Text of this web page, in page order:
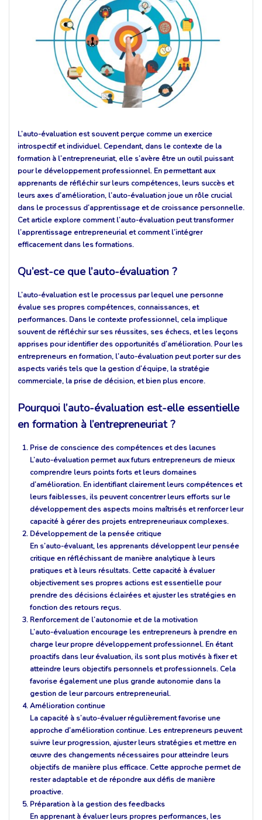
L’auto-évaluation est souvent perçue comme un exercice
introspectif et individuel. Cependant, dans le contexte de la
formation à l’entrepreneuriat, elle s’avère être un outil puissant
pour le développement professionnel. En permettant aux
apprenants de réfléchir sur leurs compétences, leurs succès et
leurs axes d’amélioration, l’auto-évaluation joue un rôle crucial
dans le processus d’apprentissage et de croissance personnelle.
Cet article explore comment l’auto-évaluation peut transformer
l’apprentissage entrepreneurial et comment l’intégrer
efficacement dans les formations.
Qu’est-ce que l’auto-évaluation ?
L’auto-évaluation est le processus par lequel une personne
évalue ses propres compétences, connaissances, et
performances. Dans le contexte professionnel, cela implique
souvent de réfléchir sur ses réussites, ses échecs, et les leçons
apprises pour identifier des opportunités d’amélioration. Pour les
entrepreneurs en formation, l’auto-évaluation peut porter sur des
aspects variés tels que la gestion d’équipe, la stratégie
commerciale, la prise de décision, et bien plus encore.
Pourquoi l’auto-évaluation est-elle essentielle
en formation à l’entrepreneuriat ?
Prise de conscience des compétences et des lacunes
L’auto-évaluation permet aux futurs entrepreneurs de mieux
comprendre leurs points forts et leurs domaines
d’amélioration. En identifiant clairement leurs compétences et
leurs faiblesses, ils peuvent concentrer leurs efforts sur le
développement des aspects moins maîtrisés et renforcer leur
capacité à gérer des projets entrepreneuriaux complexes.
Développement de la pensée critique
En s’auto-évaluant, les apprenants développent leur pensée
critique en réfléchissant de manière analytique à leurs
pratiques et à leurs résultats. Cette capacité à évaluer
objectivement ses propres actions est essentielle pour
prendre des décisions éclairées et ajuster les stratégies en
fonction des retours reçus.
Renforcement de l’autonomie et de la motivation
L’auto-évaluation encourage les entrepreneurs à prendre en
charge leur propre développement professionnel. En étant
proactifs dans leur évaluation, ils sont plus motivés à fixer et
atteindre leurs objectifs personnels et professionnels. Cela
favorise également une plus grande autonomie dans la
gestion de leur parcours entrepreneurial.
Amélioration continue
La capacité à s’auto-évaluer régulièrement favorise une
approche d’amélioration continue. Les entrepreneurs peuvent
suivre leur progression, ajuster leurs stratégies et mettre en
œuvre des changements nécessaires pour atteindre leurs
objectifs de manière plus efficace. Cette approche permet de
rester adaptable et de répondre aux défis de manière
proactive.
Préparation à la gestion des feedbacks
En apprenant à évaluer leurs propres performances, les